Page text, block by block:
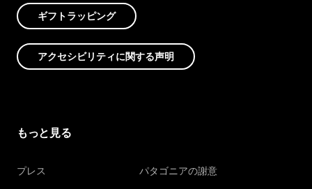
ギフトラッピング
アクセシビリティに関する声明
もっと見る
プレス パタゴニアの謝意